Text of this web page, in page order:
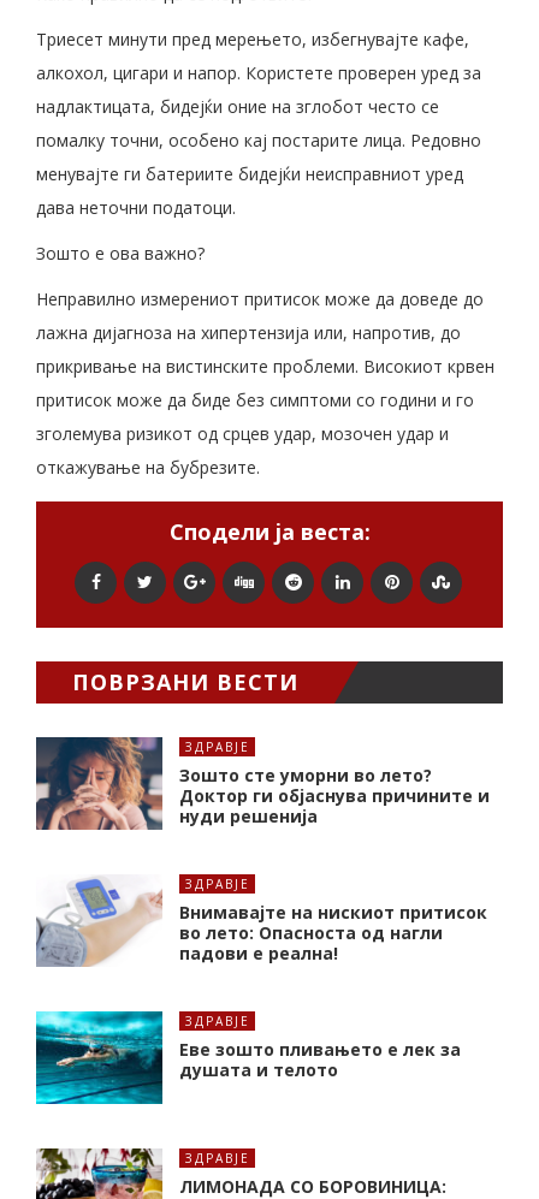
Триесет минути пред мерењето, избегнувајте кафе,
алкохол, цигари и напор. Користете проверен уред за
надлактицата, бидејќи оние на зглобот често се
помалку точни, особено кај постарите лица. Редовно
менувајте ги батериите бидејќи неисправниот уред
дава неточни податоци.
Зошто е ова важно?
Неправилно измерениот притисок може да доведе до
лажна дијагноза на хипертензија или, напротив, до
прикривање на вистинските проблеми. Високиот крвен
притисок може да биде без симптоми со години и го
зголемува ризикот од срцев удар, мозочен удар и
откажување на бубрезите.
Сподели ја веста:
ПОВРЗАНИ ВЕСТИ
ЗДРАВЈЕ
Зошто сте уморни во лето?
Доктор ги објаснува причините и
нуди решенија
ЗДРАВЈЕ
Внимавајте на нискиот притисок
во лето: Опасноста од нагли
падови е реална!
ЗДРАВЈЕ
Еве зошто пливањето е лек за
душата и телото
ЗДРАВЈЕ
ЛИМОНАДА СО БОРОВИНИЦА: